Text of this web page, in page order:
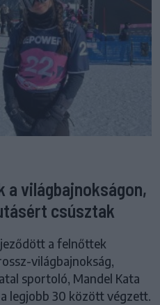
a világbajnokságon,
csúsztak
a felnőttek
világbajnokság,
sportoló, Mandel Kata
legjobb 30 között végzett.